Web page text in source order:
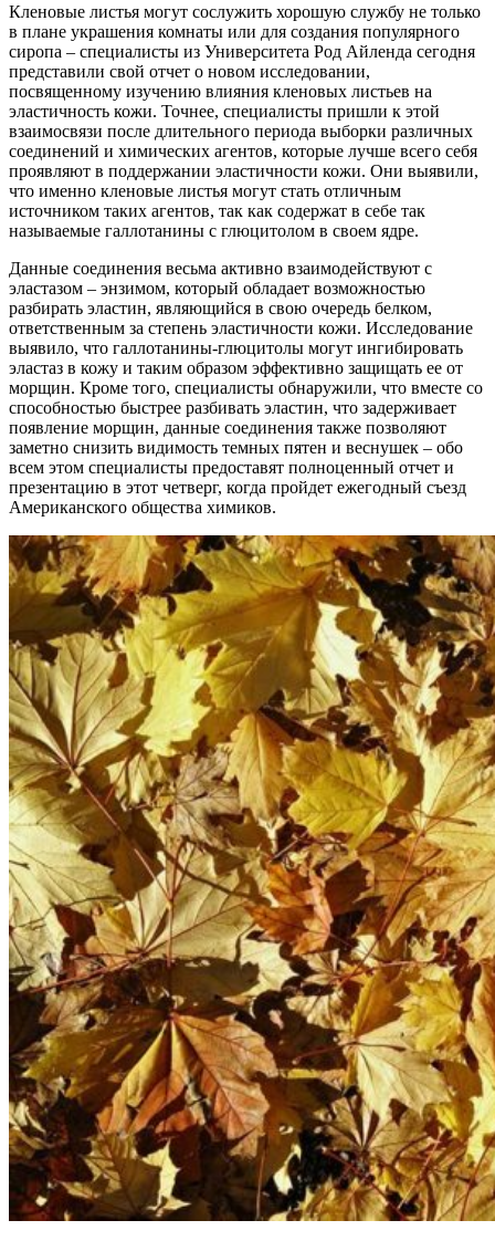
Кленовые листья могут сослужить хорошую службу не только
в плане украшения комнаты или для создания популярного
сиропа – специалисты из Университета Род Айленда сегодня
представили свой отчет о новом исследовании,
посвященному изучению влияния кленовых листьев на
эластичность кожи. Точнее, специалисты пришли к этой
взаимосвязи после длительного периода выборки различных
соединений и химических агентов, которые лучше всего себя
проявляют в поддержании эластичности кожи. Они выявили,
что именно кленовые листья могут стать отличным
источником таких агентов, так как содержат в себе так
называемые галлотанины с глюцитолом в своем ядре.
Данные соединения весьма активно взаимодействуют с
эластазом – энзимом, который обладает возможностью
разбирать эластин, являющийся в свою очередь белком,
ответственным за степень эластичности кожи. Исследование
выявило, что галлотанины-глюцитолы могут ингибировать
эластаз в кожу и таким образом эффективно защищать ее от
морщин. Кроме того, специалисты обнаружили, что вместе со
способностью быстрее разбивать эластин, что задерживает
появление морщин, данные соединения также позволяют
заметно снизить видимость темных пятен и веснушек – обо
всем этом специалисты предоставят полноценный отчет и
презентацию в этот четверг, когда пройдет ежегодный съезд
Американского общества химиков.